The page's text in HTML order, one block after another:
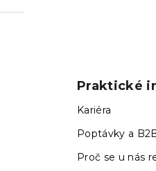
Praktické
Kariéra
Poptávky a
Proč se u nás